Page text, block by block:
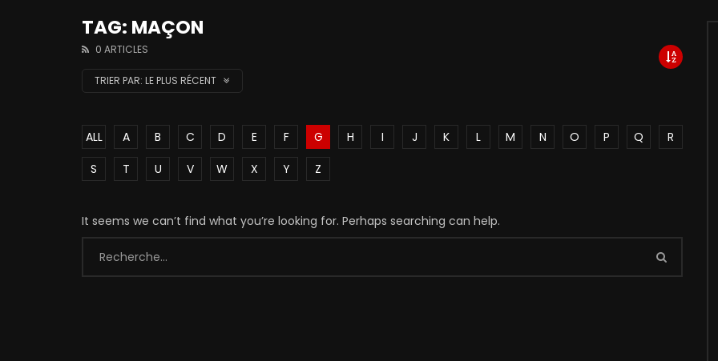
TAG: MAÇON
0 ARTICLES
TRIER PAR: LE PLUS RÉCENT
ALL A B C D E F G H I J K L M N O P Q
R
S
T U V W X Y Z
It seems we can’t find what you’re looking for. Perhaps searching can help.